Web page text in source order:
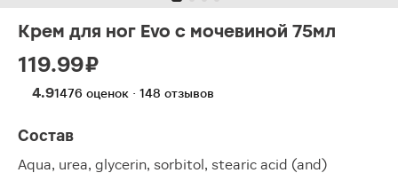
Крем для ног Evo c мочевиной 75мл
119.99 ₽
4.91476 оценок · 148 отзывов
Состав
Aqua, urea, glycerin, sorbitol, stearic acid (and)